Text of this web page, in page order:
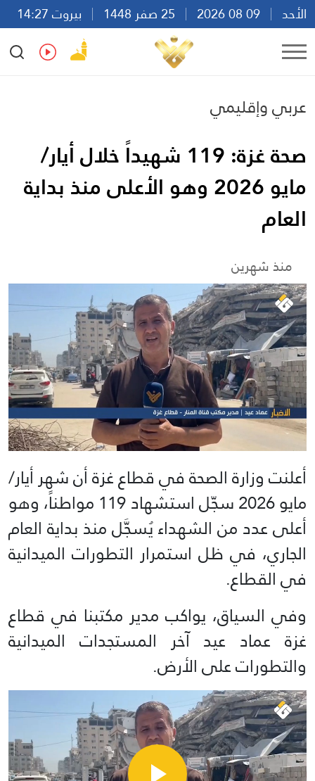
الأحد
بيروت 14:27
Ar
En Fr Es
عربي وإقليمي
صحة غزة: 119 شهيداً خلال أيار/
مايو 2026 وهو الأعلى منذ بداية
العام
منذ شهرين
أعلنت وزارة الصحة في قطاع غزة أن شهر أيار/
مايو 2026 سجّل استشهاد 119 مواطناً، وهو
أعلى عدد من الشهداء يُسجَّل منذ بداية العام
الجاري، في ظل استمرار التطورات الميدانية
في القطاع.
وفي السياق، يواكب مدير مكتبنا في قطاع
غزة عماد عيد آخر المستجدات الميدانية
والتطورات على الأرض.